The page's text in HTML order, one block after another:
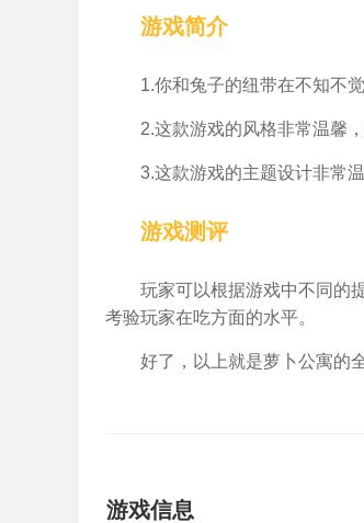
游戏简介
1.你和兔子的纽带在不知不
2.这款游戏的风格非常温馨
3.这款游戏的主题设计非常
游戏测评
玩家可以根据游戏中不同的
考验玩家在吃方面的水平。
好了，以上就是萝卜公寓的
游戏信息